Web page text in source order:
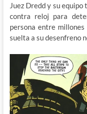
Juez Dredd y su
contra reloj para
persona entre millones
suelta a su desenfreno